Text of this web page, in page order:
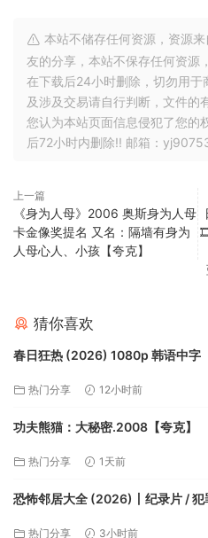
本站不储存任何资源，资源
友的分享，本站不保存任何资源
在下载后24小时删除，切勿用于
及涉及交易请自行判断，文件的
您认为本站页面信息侵犯了您的
后72小时内删除!! 邮箱：
上一篇
《身为人母》2006 奥斯身为人母
卡金像奖提名 又名：隔墙有身为
人母心人、小孩【夸克】
猜你喜欢
春日狂热 (2026) 1080p 韩语中字【12集完结】【24.7G】【夸
热门分享 12小时前
功夫熊猫：大秘密.2008【夸克】
热门分享 1天前
恐怖邻居大全 (2026)丨纪录片 / 犯
热门分享 3小时前